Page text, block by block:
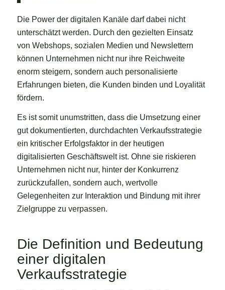
Die Power der digitalen Kanäle darf dabei nicht
unterschätzt werden. Durch den gezielten Einsatz
von Webshops, sozialen Medien und Newslettern
können Unternehmen nicht nur ihre Reichweite
enorm steigern, sondern auch personalisierte
Erfahrungen bieten, die Kunden binden und Loyalität
fördern.
Es ist somit unumstritten, dass die Umsetzung einer
gut dokumentierten, durchdachten Verkaufsstrategie
ein kritischer Erfolgsfaktor in der heutigen
digitalisierten Geschäftswelt ist. Ohne sie riskieren
Unternehmen nicht nur, hinter der Konkurrenz
zurückzufallen, sondern auch, wertvolle
Gelegenheiten zur Interaktion und Bindung mit ihrer
Zielgruppe zu verpassen.
Die Definition und Bedeutung
einer digitalen
Verkaufsstrategie